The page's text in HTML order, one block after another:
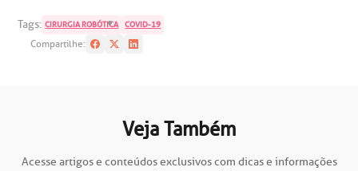
de órgãos
Tags: CIRURGIA ROBÓTICA COVID-19
Compartilhe:
Veja Também
Acesse artigos e conteúdos exclusivos com dicas e informações